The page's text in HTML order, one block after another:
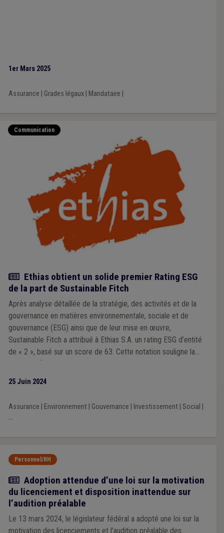
1er Mars 2025
Assurance Grades légaux| Mandataire
Communication
Actualité
Ethias obtient un solide premier Rating ESG
de la part de Sustainable Fitch
Après analyse détaillée de la stratégie, des activités et de la
gouvernance en matières environnementale, sociale et de
gouvernance (ESG) ainsi que de leur mise en œuvre,
Sustainable Fitch a attribué à Ethias S.A. un rating ESG d’entité
de « 2 », basé sur un score de 63. Cette notation souligne la
aucune institution financière n’ayant encore atteint la note
25 Juin 2024
Assurance Environnement| Gouvernance Investissement| Social
...
Personnel/RH
Actualité
Adoption attendue d’une loi sur la motivation
du licenciement et disposition inattendue sur
l’audition préalable
Le 13 mars 2024, le législateur fédéral a adopté une loi sur la
motivation des licenciements et l’audition préalable des